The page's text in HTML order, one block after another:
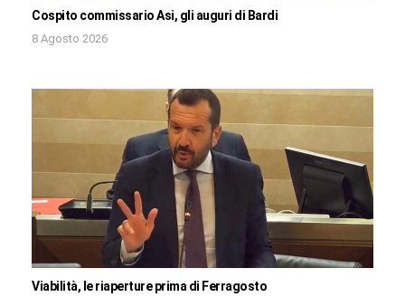
Cospito commissario Asi, gli auguri di Bardi
8 Agosto 2026
Viabilità, le riaperture prima di Ferragosto